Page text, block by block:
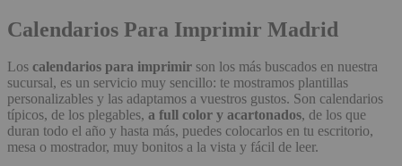
Calendarios Para Imprimir Madrid
Los calendarios para imprimir son los más buscados en nuestra
sucursal, es un servicio muy sencillo: te mostramos plantillas
personalizables y las adaptamos a vuestros gustos. Son calendarios
típicos, de los plegables, a full color y acartonados, de los que
duran todo el año y hasta más, puedes colocarlos en tu escritorio,
mesa o mostrador, muy bonitos a la vista y fácil de leer.